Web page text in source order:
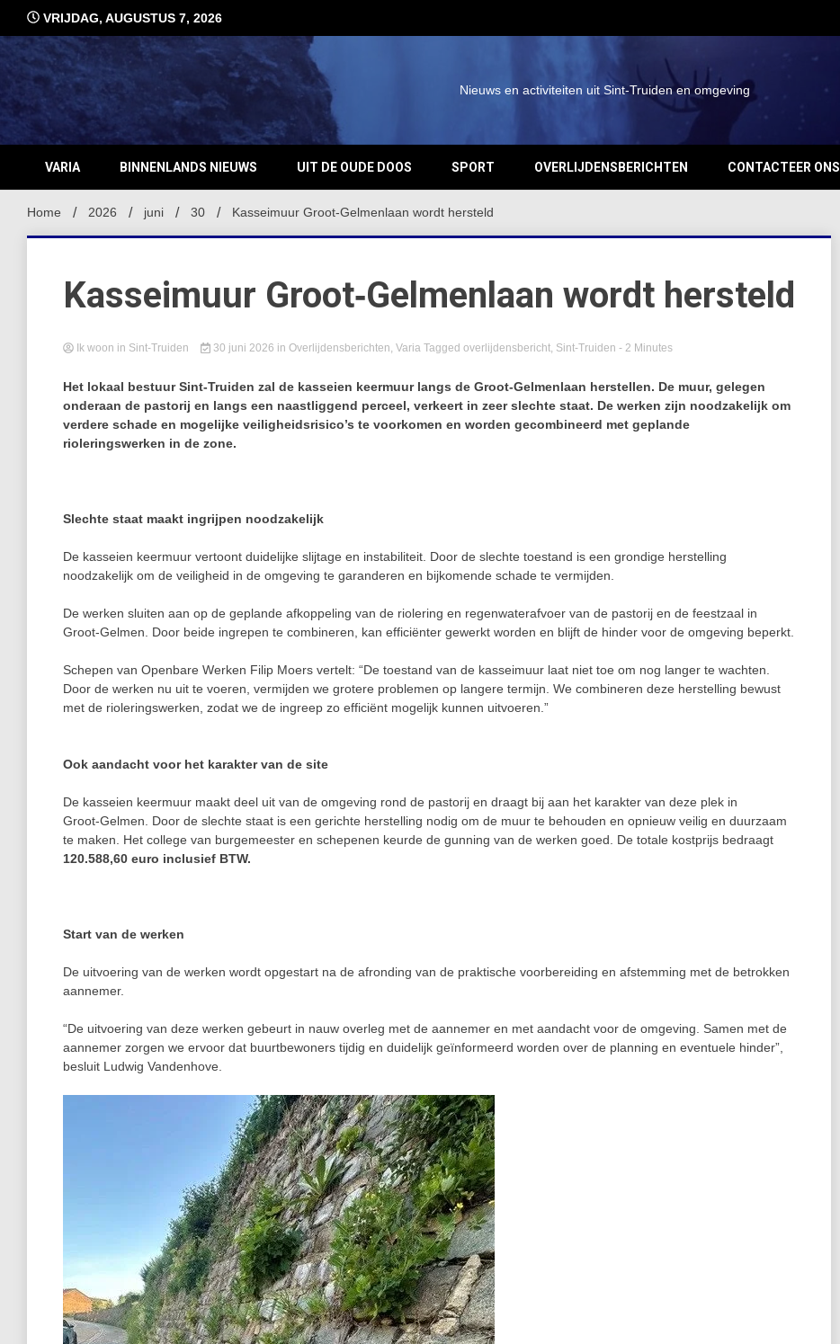
inhoud
VRIJDAG, AUGUSTUS 7, 2026
Nieuws en activiteiten uit Sint-Truiden en omgeving
VARIA BINNENLANDS NIEUWS UIT DE OUDE DOOS SPORT OVERLIJDENSBERICHTEN CONTACTEER ONS
Home 2026 juni 30 Kasseimuur Groot‑Gelmenlaan wordt hersteld
Kasseimuur Groot‑Gelmenlaan wordt hersteld
Ik woon in Sint-Truiden 30 juni 2026 in Overlijdensberichten, Varia Tagged overlijdensbericht, Sint-Truiden - 2 Minutes
Het lokaal bestuur Sint‑Truiden zal de kasseien keermuur langs de Groot‑Gelmenlaan herstellen. De muur, gelegen
onderaan de pastorij en langs een naastliggend perceel, verkeert in zeer slechte staat. De werken zijn noodzakelijk om
verdere schade en mogelijke veiligheidsrisico’s te voorkomen en worden gecombineerd met geplande
rioleringswerken in de zone.
Slechte staat maakt ingrijpen noodzakelijk
De kasseien keermuur vertoont duidelijke slijtage en instabiliteit. Door de slechte toestand is een grondige herstelling
noodzakelijk om de veiligheid in de omgeving te garanderen en bijkomende schade te vermijden.
De werken sluiten aan op de geplande afkoppeling van de riolering en regenwaterafvoer van de pastorij en de feestzaal in
Groot‑Gelmen. Door beide ingrepen te combineren, kan efficiënter gewerkt worden en blijft de hinder voor de omgeving beperkt.
Schepen van Openbare Werken Filip Moers vertelt: “De toestand van de kasseimuur laat niet toe om nog langer te wachten.
Door de werken nu uit te voeren, vermijden we grotere problemen op langere termijn. We combineren deze herstelling bewust
met de rioleringswerken, zodat we de ingreep zo efficiënt mogelijk kunnen uitvoeren.”
Ook aandacht voor het karakter van de site
De kasseien keermuur maakt deel uit van de omgeving rond de pastorij en draagt bij aan het karakter van deze plek in
Groot‑Gelmen. Door de slechte staat is een gerichte herstelling nodig om de muur te behouden en opnieuw veilig en duurzaam
te maken. Het college van burgemeester en schepenen keurde de gunning van de werken goed. De totale kostprijs bedraagt
120.588,60 euro inclusief BTW.
Start van de werken
De uitvoering van de werken wordt opgestart na de afronding van de praktische voorbereiding en afstemming met de betrokken
aannemer.
“De uitvoering van deze werken gebeurt in nauw overleg met de aannemer en met aandacht voor de omgeving. Samen met de
aannemer zorgen we ervoor dat buurtbewoners tijdig en duidelijk geïnformeerd worden over de planning en eventuele hinder”,
besluit Ludwig Vandenhove.